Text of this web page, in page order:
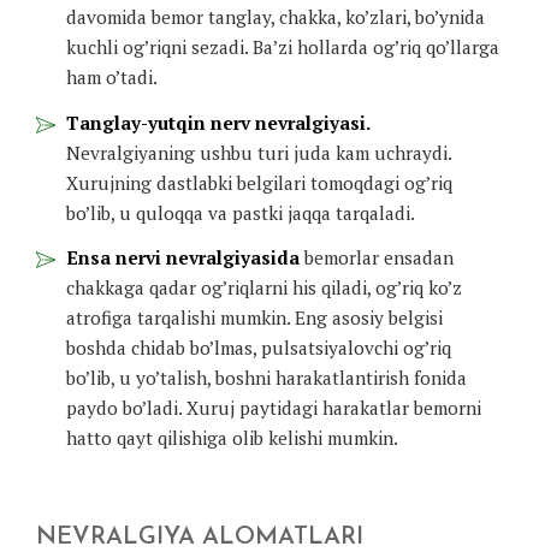
davomida bemor tanglay, chakka, ko’zlari, bo’ynida
kuchli og’riqni sezadi. Ba’zi hollarda og’riq qo’llarga
ham o’tadi.
Tanglay-yutqin nerv nevralgiyasi.
Nevralgiyaning ushbu turi juda kam uchraydi.
Xurujning dastlabki belgilari tomoqdagi og’riq
bo’lib, u quloqqa va pastki jaqqa tarqaladi.
Ensa nervi nevralgiyasidabemorlar ensadan
chakkaga qadar og’riqlarni his qiladi, og’riq ko’z
atrofiga tarqalishi mumkin. Eng asosiy belgisi
boshda chidab bo’lmas, pulsatsiyalovchi og’riq
bo’lib, u yo’talish, boshni harakatlantirish fonida
paydo bo’ladi. Xuruj paytidagi harakatlar bemorni
hatto qayt qilishiga olib kelishi mumkin.
NEVRALGIYA ALOMATLARI